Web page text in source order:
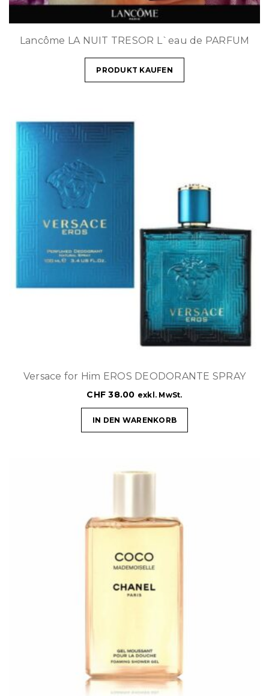
Lancôme LA NUIT TRESOR L`eau de PARFUM
PRODUKT KAUFEN
Versace for Him EROS DEODORANTE SPRAY
CHF 38.00 exkl. MwSt.
IN DEN WARENKORB